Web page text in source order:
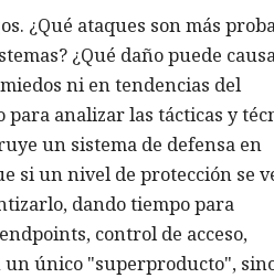
¿Qué ataques son más
¿Qué daño puede
ni en tendencias del
analizar las tácticas y
un sistema de defensa en
si un nivel de protección se
dando tiempo para
control de acceso,
un único "superproducto",